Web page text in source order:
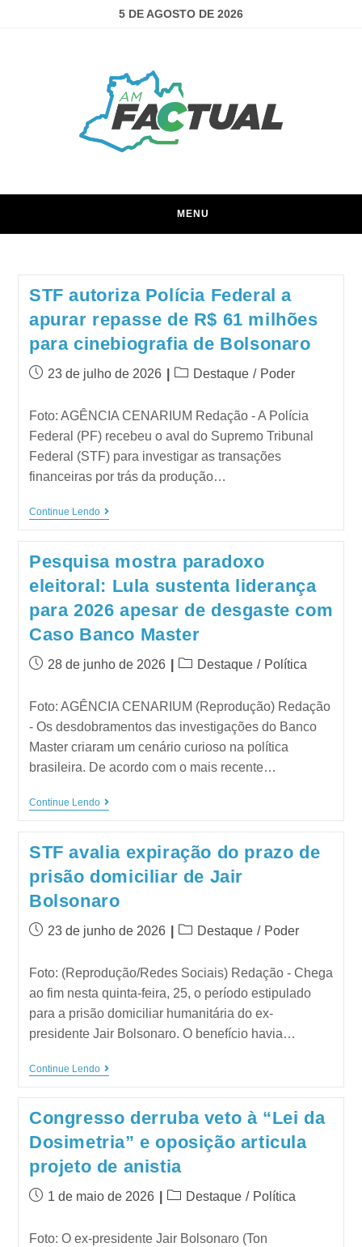
5 DE AGOSTO DE 2026
MENU
STF autoriza Polícia Federal a
apurar repasse de R$ 61 milhões
para cinebiografia de Bolsonaro
23 de julho de 2026 Destaque / Poder
Foto: AGÊNCIA CENARIUM Redação - A Polícia
Federal (PF) recebeu o aval do Supremo Tribunal
Federal (STF) para investigar as transações
financeiras por trás da produção…
Continue Lendo
Pesquisa mostra paradoxo
eleitoral: Lula sustenta liderança
para 2026 apesar de desgaste com
Caso Banco Master
28 de junho de 2026 Destaque / Política
Foto: AGÊNCIA CENARIUM (Reprodução) Redação
- Os desdobramentos das investigações do Banco
Master criaram um cenário curioso na política
brasileira. De acordo com o mais recente…
Continue Lendo
STF avalia expiração do prazo de
prisão domiciliar de Jair
Bolsonaro
23 de junho de 2026 Destaque / Poder
Foto: (Reprodução/Redes Sociais) Redação - Chega
ao fim nesta quinta-feira, 25, o período estipulado
para a prisão domiciliar humanitária do ex-
presidente Jair Bolsonaro. O benefício havia…
Continue Lendo
Congresso derruba veto à “Lei da
Dosimetria” e oposição articula
projeto de anistia
1 de maio de 2026 Destaque / Política
Foto: O ex-presidente Jair Bolsonaro (Ton